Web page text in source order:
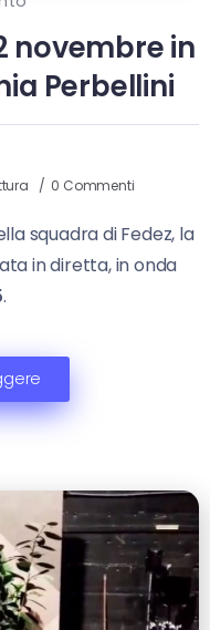
novembre in
Perbellini
0 Commenti
squadra di Fedez, la
in diretta, in onda
.